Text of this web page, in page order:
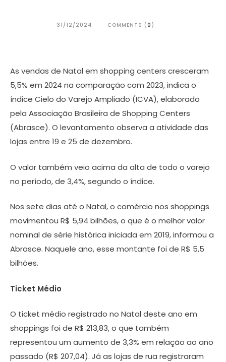
31/12/2024 COMMENTS (0 )
As vendas de Natal em shopping centers cresceram
5,5% em 2024 na comparação com 2023, indica o
índice Cielo do Varejo Ampliado (ICVA), elaborado
pela Associação Brasileira de Shopping Centers
(Abrasce). O levantamento observa a atividade das
lojas entre 19 e 25 de dezembro.
O valor também veio acima da alta de todo o varejo
no período, de 3,4%, segundo o índice.
Nos sete dias até o Natal, o comércio nos shoppings
movimentou R$ 5,94 bilhões, o que é o melhor valor
nominal de série histórica iniciada em 2019, informou a
Abrasce. Naquele ano, esse montante foi de R$ 5,5
bilhões.
Ticket Médio
O ticket médio registrado no Natal deste ano em
shoppings foi de R$ 213,83, o que também
representou um aumento de 3,3% em relação ao ano
passado (R$ 207,04). Já as lojas de rua registraram